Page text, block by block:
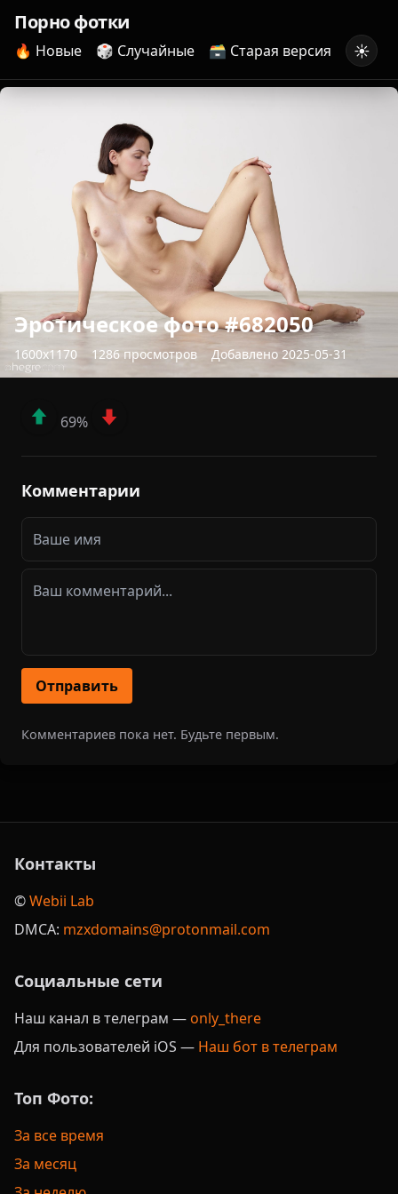
Порно фотки
🔥 Новые 🎲 Случайные 🗃️ Старая версия ☀️
Эротическое фото #682050
1600x1170 1286 просмотров Добавлено 2025-05-31
69%
Комментарии
Отправить
Комментариев пока нет. Будьте первым.
Контакты
©️Webii Lab
DMCA: mzxdomains@protonmail.com
Социальные сети
Наш канал в телеграм —only_there
Для пользователей iOS — Наш бот в телеграм
Топ Фото:
За все время
За месяц